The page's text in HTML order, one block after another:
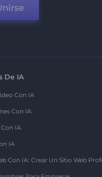
De IA
Con IA
Con IA
IA
IA
Con IA: Crear Un Sitio Web